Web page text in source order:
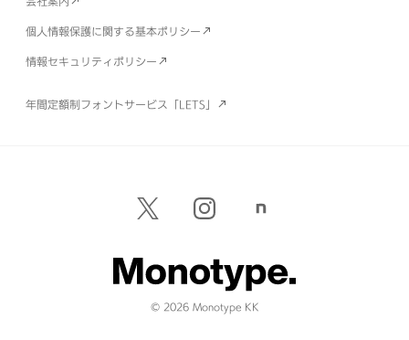
個人情報保護に関する基本ポリシー
情報セキュリティポリシー
年間定額制フォントサービス「LETS」
© 2026 Monotype KK